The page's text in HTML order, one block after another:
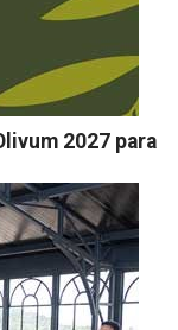
2027 para